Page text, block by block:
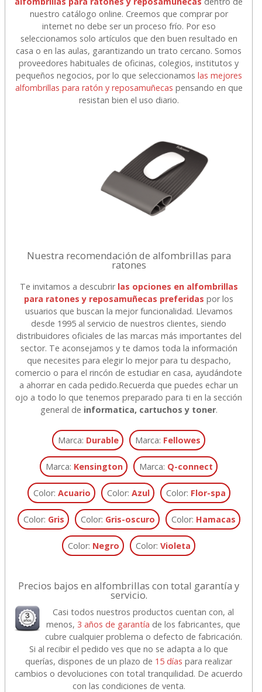
nuestro catálogo online. Creemos que comprar por
internet no debe ser un proceso frío. Por eso
seleccionamos solo artículos que den buen resultado en
casa o en las aulas, garantizando un trato cercano. Somos
proveedores habituales de oficinas, colegios, institutos y
pequeños negocios, por lo que seleccionamos las mejores
alfombrillas para ratón y reposamuñecas pensando en que
resistan bien el uso diario.
Nuestra recomendación de alfombrillas para
ratones
Te invitamos a descubrir las opciones en alfombrillas
para ratones y reposamuñecas preferidas por los
usuarios que buscan la mejor funcionalidad. Llevamos
desde 1995 al servicio de nuestros clientes, siendo
distribuidores oficiales de las marcas más importantes del
sector. Te aconsejamos y te damos toda la información
que necesites para elegir lo mejor para tu despacho,
comercio o para el rincón de estudiar en casa, ayudándote
a ahorrar en cada pedido.Recuerda que puedes echar un
ojo a todo lo que tenemos preparado para ti en la sección
general de informatica, cartuchos y toner.
Marca: Durable Marca: Fellowes
Marca: Kensington Marca: Q-connect
Color: Acuario Color: Azul Color: Flor-spa
Color: Gris Color: Gris-oscuro Color: Hamacas
Color: Negro Color:Violeta
Precios bajos en alfombrillas con total garantía y
servicio.
Casi todos nuestros productos cuentan con, al
menos,3 años de garantía de los fabricantes, que
cubre cualquier problema o defecto de fabricación.
Si al recibir el pedido ves que no se adapta a lo que
querías, dispones de un plazo de 15 días para realizar
cambios o devoluciones con total tranquilidad. De acuerdo
con las condiciones de venta.